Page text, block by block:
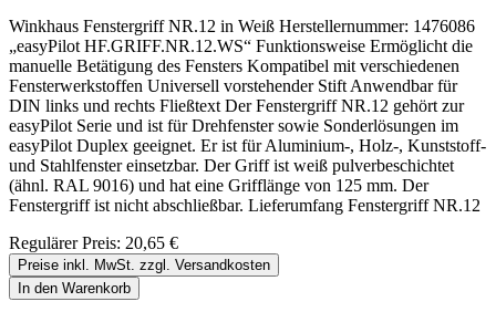
Winkhaus Fenstergriff NR.12 in Weiß Herstellernummer: 1476086
„easyPilot HF.GRIFF.NR.12.WS“ Funktionsweise Ermöglicht die
manuelle Betätigung des Fensters Kompatibel mit verschiedenen
Fensterwerkstoffen Universell vorstehender Stift Anwendbar für
DIN links und rechts Fließtext Der Fenstergriff NR.12 gehört zur
easyPilot Serie und ist für Drehfenster sowie Sonderlösungen im
easyPilot Duplex geeignet. Er ist für Aluminium-, Holz-, Kunststoff-
und Stahlfenster einsetzbar. Der Griff ist weiß pulverbeschichtet
(ähnl. RAL 9016) und hat eine Grifflänge von 125 mm. Der
Fenstergriff ist nicht abschließbar. Lieferumfang Fenstergriff NR.12
Regulärer Preis: 20,65 €
Preise inkl. MwSt. zzgl. Versandkosten
In den Warenkorb